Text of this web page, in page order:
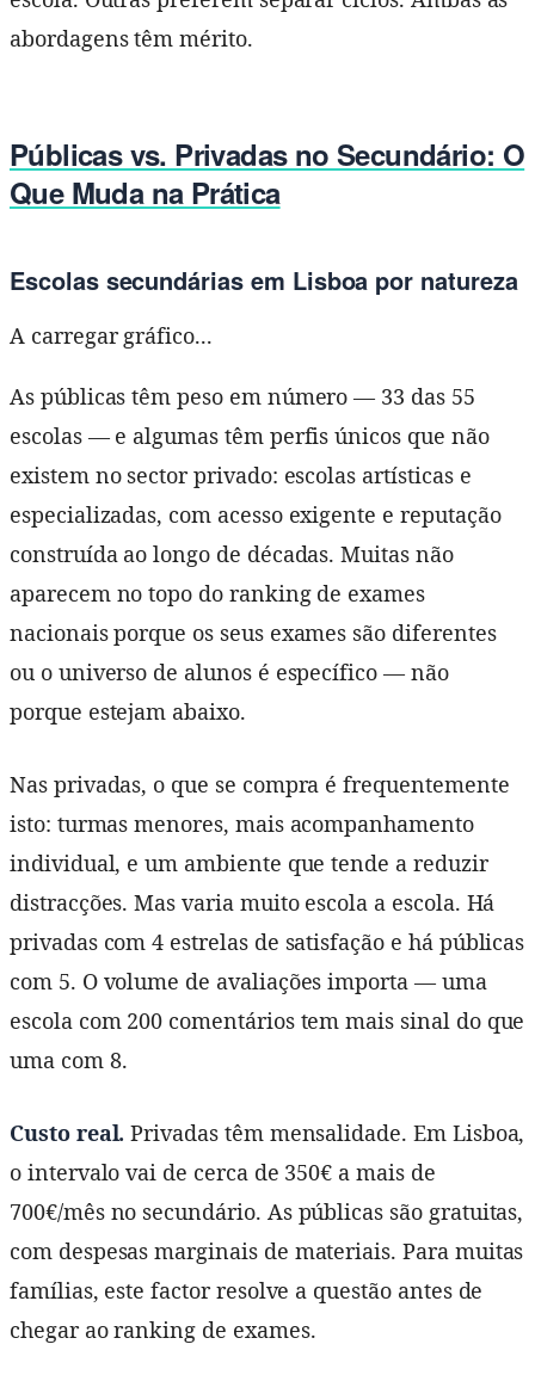
abordagens têm mérito.
Públicas vs. Privadas no Secundário: O
Que Muda na Prática
Escolas secundárias em Lisboa por natureza
A carregar gráfico...
As públicas têm peso em número — 33 das 55
escolas — e algumas têm perfis únicos que não
existem no sector privado: escolas artísticas e
especializadas, com acesso exigente e reputação
construída ao longo de décadas. Muitas não
aparecem no topo do ranking de exames
nacionais porque os seus exames são diferentes
ou o universo de alunos é específico — não
porque estejam abaixo.
Nas privadas, o que se compra é frequentemente
isto: turmas menores, mais acompanhamento
individual, e um ambiente que tende a reduzir
distracções. Mas varia muito escola a escola. Há
privadas com 4 estrelas de satisfação e há públicas
com 5. O volume de avaliações importa — uma
escola com 200 comentários tem mais sinal do que
uma com 8.
Custo real. Privadas têm mensalidade. Em Lisboa,
o intervalo vai de cerca de 350€ a mais de
700€/mês no secundário. As públicas são gratuitas,
com despesas marginais de materiais. Para muitas
famílias, este factor resolve a questão antes de
chegar ao ranking de exames.